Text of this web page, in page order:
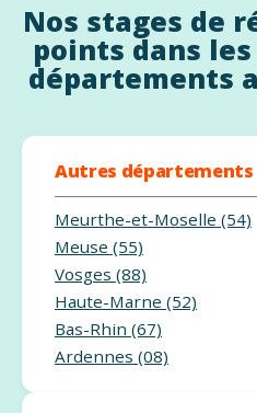
Nos stages de
points dans
départements
Autres départements
Meurthe-et-Moselle (54)
Meuse (55)
Vosges (88)
Haute-Marne (52)
Bas-Rhin (67)
Ardennes (08)